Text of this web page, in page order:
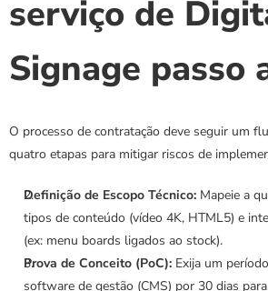
serviço de
Signage passo
O processo de contratação deve seguir um
quatro etapas para mitigar riscos de
Definição de Escopo Técnico: Mapeie a
tipos de conteúdo (vídeo 4K, HTML5) e
(ex: menu boards ligados ao stock).
Prova de Conceito (PoC): Exija um
software de gestão (CMS) por 30 dias